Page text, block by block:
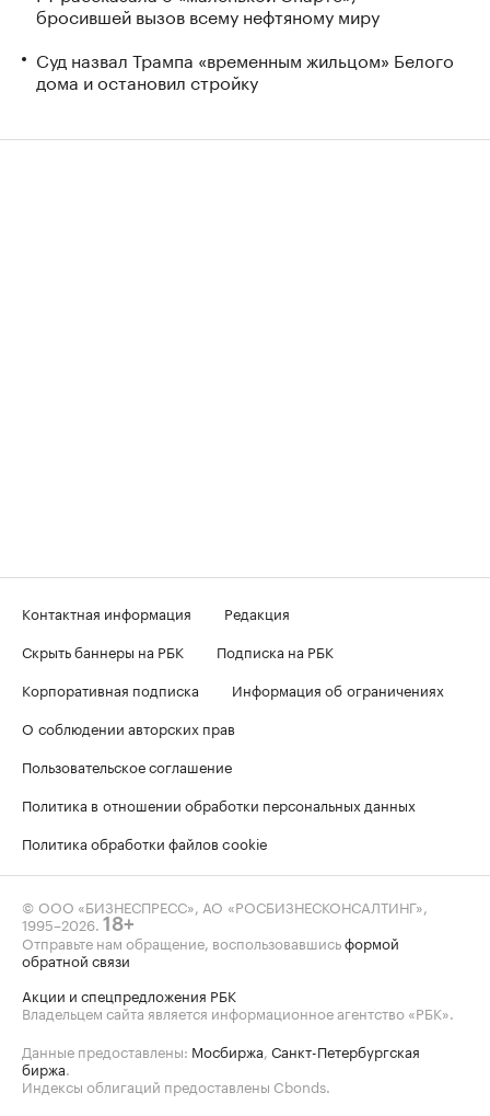
бросившей вызов всему нефтяному миру
Суд назвал Трампа «временным жильцом» Белого
дома и остановил стройку
Контактная информация
Редакция
Скрыть баннеры на РБК
Подписка на РБК
Корпоративная подписка
Информация об ограничениях
О соблюдении авторских прав
Пользовательское соглашение
Политика в отношении обработки персональных данных
Политика обработки файлов cookie
© ООО «БИЗНЕСПРЕСС», АО «РОСБИЗНЕСКОНСАЛТИНГ»,
1995–2026. 18+
Отправьте нам обращение, воспользовавшисьформой
обратной связи
Акции и спецпредложения РБК
Владельцем сайта является информационное агентство «РБК».
Данные предоставлены: Мосбиржа, Санкт-Петербургская
биржа.
Индексы облигаций предоставлены Cbonds.